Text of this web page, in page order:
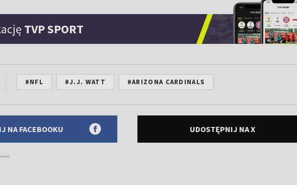
TVP SPORT
#NFL #J.J. WATT #ARIZONA CARDINALS
NA FACEBOOKU UDOSTĘPNIJ NA X